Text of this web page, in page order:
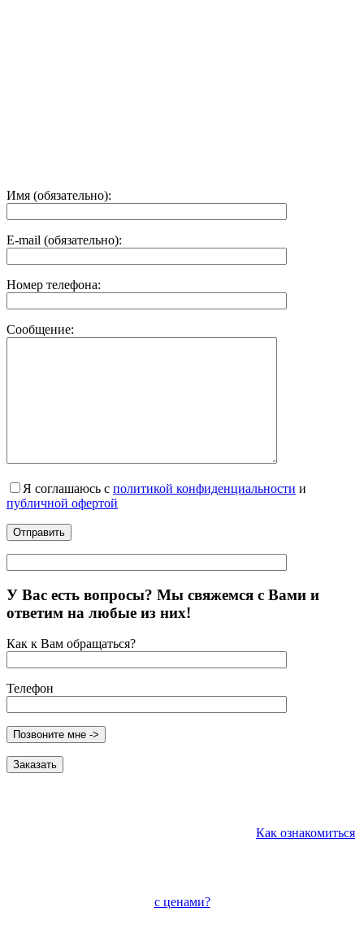
Имя (обязательно):
E-mail (обязательно):
Номер телефона:
Сообщение:
Я соглашаюсь с политикой конфиденциальности и
публичной офертой
У Вас есть вопросы? Мы свяжемся с Вами и
ответим на любые из них!
Как к Вам обращаться?
Телефон
Как ознакомиться
с ценами?